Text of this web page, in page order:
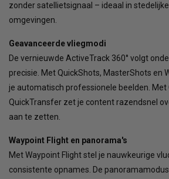
zonder satellietsignaal – ideaal in
omgevingen.
Geavanceerde vliegmodi
De vernieuwde ActiveTrack 360° volgt
precisie. Met QuickShots, MasterShots en
je automatisch professionele beelden.
QuickTransfer zet je content razendsnel
aan te zetten.
Waypoint Flight en panorama's
Met Waypoint Flight stel je nauwkeurige
consistente opnames. De